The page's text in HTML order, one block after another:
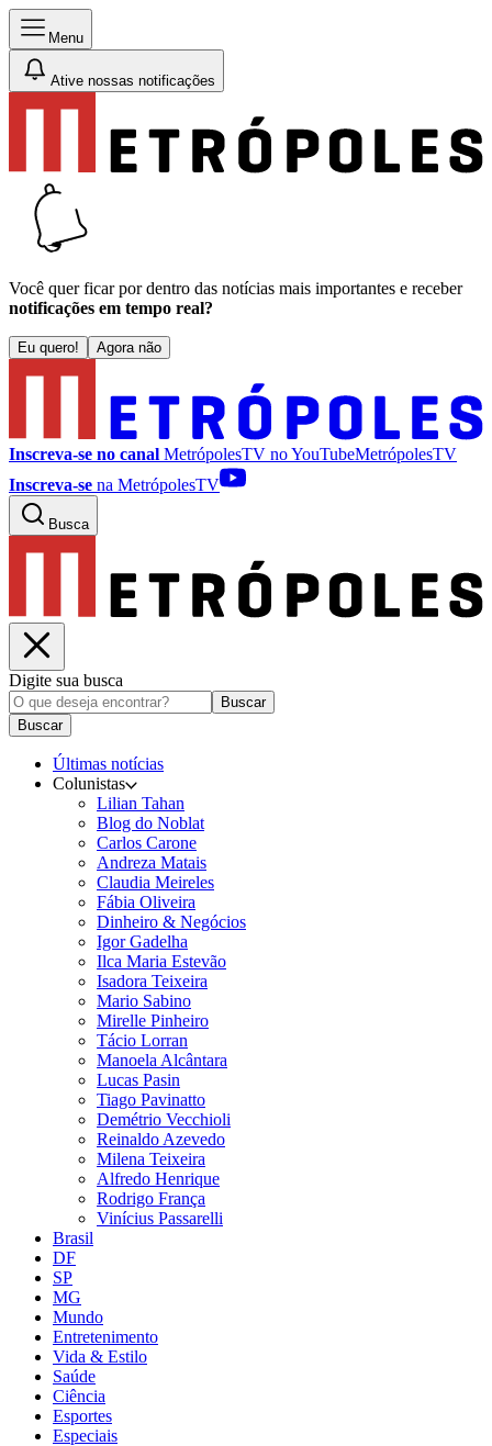
Menu
Ative nossas notificações
Você quer ficar por dentro das notícias mais importantes e receber
notificações em tempo real?
Eu quero! Agora não
Inscreva-se no canal MetrópolesTV noYouTubeMetrópolesTV
Inscreva-se na MetrópolesTV
Busca
Digite sua busca
Buscar
Buscar
Últimas notícias
Colunistas
Lilian Tahan
Blog do Noblat
Carlos Carone
Andreza Matais
Claudia Meireles
Fábia Oliveira
Dinheiro & Negócios
Igor Gadelha
Ilca Maria Estevão
Isadora Teixeira
Mario Sabino
Mirelle Pinheiro
Tácio Lorran
Manoela Alcântara
Lucas Pasin
Tiago Pavinatto
Demétrio Vecchioli
Reinaldo Azevedo
Milena Teixeira
Alfredo Henrique
Rodrigo França
Vinícius Passarelli
Brasil
DF
SP
MG
Mundo
Entretenimento
Vida & Estilo
Saúde
Ciência
Esportes
Especiais